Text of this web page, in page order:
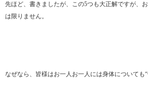
先ほど、書きましたが、この5つも大正解ですが、
は限りません。
なぜなら、皆様はお一人お一人には身体についても“